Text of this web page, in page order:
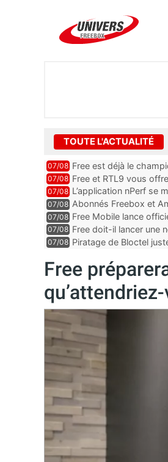
TOUTE L'ACTUALITÉ
07/08 Free est déjà le
encore au moin...
07/08 Free et RTL9 vous
l’obtenir
07/08 L’application nPerf se
Mobile, Orange, SFR ...
07/08 Abonnés Freebox et
07/08 Free Mobile lance
des promos et des
07/08 Free doit-il lancer une
07/08 Piratage de Bloctel
Free